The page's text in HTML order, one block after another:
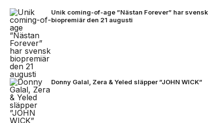
Unik coming-of-age ”Nästan Forever” har svensk
biopremiär den 21 augusti
Donny Galal, Zera & Yeled släpper ”JOHN WICK”